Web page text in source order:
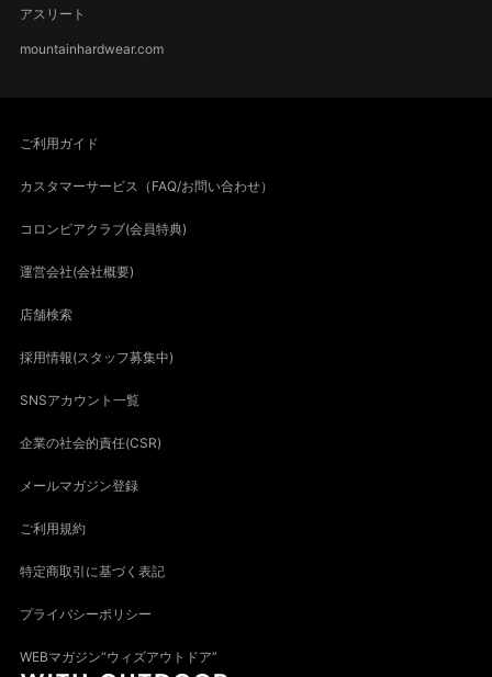
アスリート
mountainhardwear.com
ご利用ガイド
カスタマーサービス（FAQ/お問い合わせ）
コロンビアクラブ(会員特典)
運営会社(会社概要)
店舗検索
採用情報(スタッフ募集中)
SNSアカウント一覧
企業の社会的責任(CSR)
メールマガジン登録
ご利用規約
特定商取引に基づく表記
プライバシーポリシー
WEBマガジン“ウィズアウトドア”